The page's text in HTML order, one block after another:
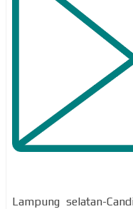
Lampung selatan-